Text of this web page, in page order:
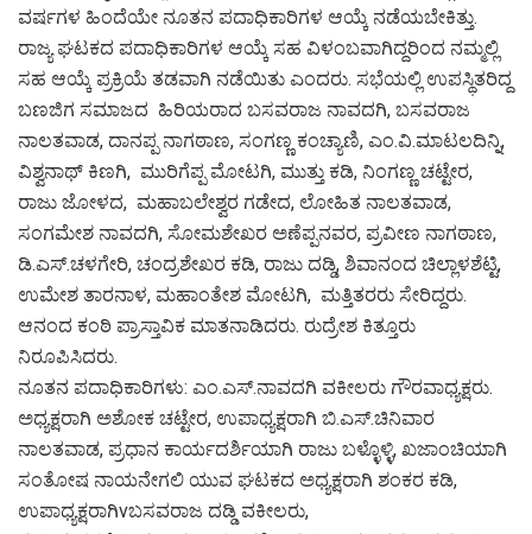
ವರ್ಷಗಳ ಹಿಂದೆಯೇ ನೂತನ ಪದಾಧಿಕಾರಿಗಳ ಆಯ್ಕೆ ನಡೆಯಬೇಕಿತ್ತು.
ರಾಜ್ಯ ಘಟಕದ ಪದಾಧಿಕಾರಿಗಳ ಆಯ್ಕೆ ಸಹ ವಿಳಂಬವಾಗಿದ್ದರಿಂದ ನಮ್ಮಲ್ಲಿ
ಸಹ ಆಯ್ಕೆ ಪ್ರಕ್ರಿಯೆ ತಡವಾಗಿ ನಡೆಯಿತು ಎಂದರು. ಸಭೆಯಲ್ಲಿ ಉಪಸ್ಥಿತರಿದ್ದ
ಬಣಜಿಗ ಸಮಾಜದ ಹಿರಿಯರಾದ ಬಸವರಾಜ ನಾವದಗಿ, ಬಸವರಾಜ
ನಾಲತವಾಡ, ದಾನಪ್ಪ ನಾಗಠಾಣ, ಸಂಗಣ್ಣ ಕಂಚ್ಯಾಣಿ, ಎಂ.ವಿ.ಮಾಟಲದಿನ್ನಿ,
ವಿಶ್ವನಾಥ್ ಕಿಣಗಿ, ಮುರಿಗೆಪ್ಪ ಮೋಟಗಿ, ಮುತ್ತು ಕಡಿ, ನಿಂಗಣ್ಣ ಚಟ್ಟೇರ,
ರಾಜು ಜೋಳದ, ಮಹಾಬಲೇಶ್ವರ ಗಡೇದ, ಲೋಹಿತ ನಾಲತವಾಡ,
ಸಂಗಮೇಶ ನಾವದಗಿ, ಸೋಮಶೇಖರ ಅಣೆಪ್ಪನವರ, ಪ್ರವೀಣ ನಾಗಠಾಣ,
ಡಿ.ಎಸ್.ಚಳಗೇರಿ, ಚಂದ್ರಶೇಖರ ಕಡಿ, ರಾಜು ದಡ್ಡಿ, ಶಿವಾನಂದ ಚಿಲ್ಲಾಳಶೆಟ್ಟಿ,
ಉಮೇಶ ತಾರನಾಳ, ಮಹಾಂತೇಶ ಮೋಟಗಿ, ಮತ್ತಿತರರು ಸೇರಿದ್ದರು.
ಆನಂದ ಕಂಠಿ ಪ್ರಾಸ್ತಾವಿಕ ಮಾತನಾಡಿದರು. ರುದ್ರೇಶ ಕಿತ್ತೂರು
ನಿರೂಪಿಸಿದರು.
ನೂತನ ಪದಾಧಿಕಾರಿಗಳು: ಎಂ.ಎಸ್.ನಾವದಗಿ ವಕೀಲರು ಗೌರವಾಧ್ಯಕ್ಷರು.
ಅಧ್ಯಕ್ಷರಾಗಿ ಅಶೋಕ ಚಟ್ಟೇರ, ಉಪಾಧ್ಯಕ್ಷರಾಗಿ ಬಿ.ಎಸ್.ಚಿನಿವಾರ
ನಾಲತವಾಡ, ಪ್ರಧಾನ ಕಾರ್ಯದರ್ಶಿಯಾಗಿ ರಾಜು ಬಳ್ಳೊಳ್ಳಿ, ಖಜಾಂಚಿಯಾಗಿ
ಸಂತೋಷ ನಾಯನೇಗಲಿ ಯುವ ಘಟಕದ ಅಧ್ಯಕ್ಷರಾಗಿ ಶಂಕರ ಕಡಿ,
ಉಪಾಧ್ಯಕ್ಷರಾಗಿvಬಸವರಾಜ ದಡ್ಡಿ ವಕೀಲರು,